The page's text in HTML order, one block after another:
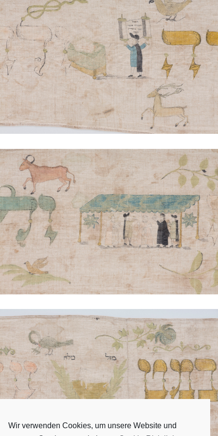
Wir verwenden Cookies, um unsere Website und